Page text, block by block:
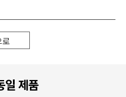
로
일 제품